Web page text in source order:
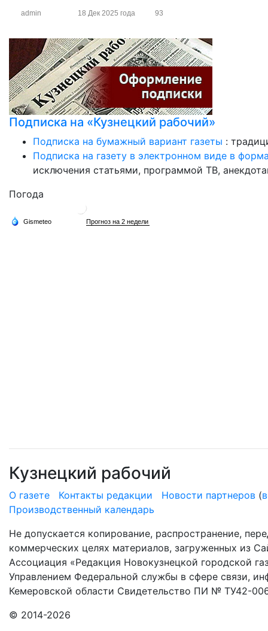
admin 18 Дек 2025 года 93
Подписка на «Кузнецкий рабочий»
Подписка на бумажный вариант газеты :
Подписка на газету в электронном виде в
исключения статьями, программой ТВ,
Погода
Кузнецкий рабочий
О газете Контакты редакции Новости партнеров (
Производственный календарь
Не допускается копирование, распространение,
коммерческих целях материалов, загруженных из
Ассоциация «Редакция Новокузнецкой городской
Управлением Федеральной службы в сфере связи,
Кемеровской области Свидетельство ПИ № ТУ42-
© 2014-2026